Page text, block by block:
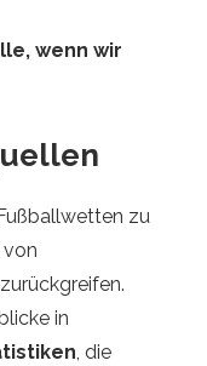
wenn wir
zu
von
zurückgreifen.
in
, die